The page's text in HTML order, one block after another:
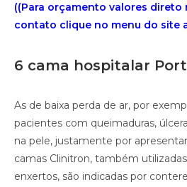
((Para orçamento valores direto
contato clique no menu do site
6 cama hospitalar
As de baixa perda de ar, por
pacientes com queimaduras,
na pele, justamente por
camas Clinitron, também
enxertos, são indicadas por